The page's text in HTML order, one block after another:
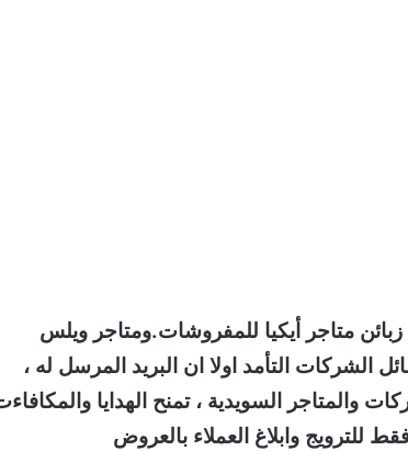
متاجر أيكيا للمفروشات.ومتاجر ويلس
الشركات التأمد اولا ان البريد المرسل له ،
والمتاجر السويدية ، تمنح الهدايا
للترويج وابلاغ العملاء بالعروض